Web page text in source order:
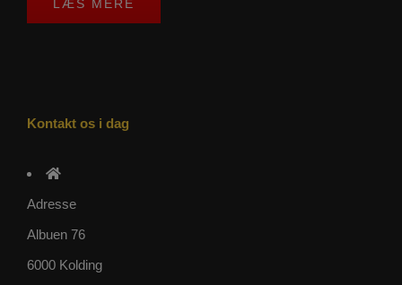
LÆS MERE
Kontakt os i dag
Adresse
Albuen 76
6000 Kolding